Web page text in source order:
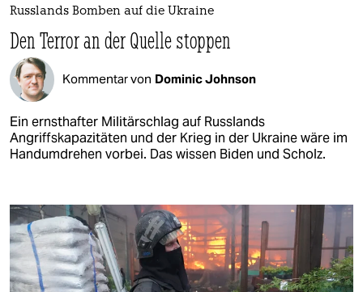
Russlands Bomben auf die Ukraine
Den Terror an der Quelle stoppen
Kommentar von Dominic Johnson
Ein ernsthafter Militärschlag auf Russlands
Angriffskapazitäten und der Krieg in der Ukraine wäre im
Handumdrehen vorbei. Das wissen Biden und Scholz.